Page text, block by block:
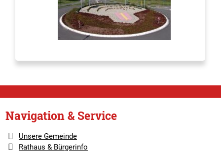
Navigation & Service
Unsere Gemeinde
Rathaus & Bürgerinfo